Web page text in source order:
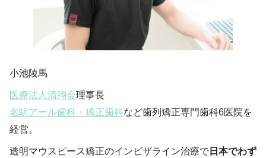
小池陵馬
医療法人清翔会理事長
名駅アール歯科・矯正歯科など歯列矯正専門歯科6医院を
経営。
透明マウスピース矯正のインビザライン治療で 日本でわず